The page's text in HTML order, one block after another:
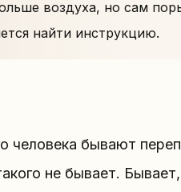
воздуха, но сам
найти инструкцию.
человека бывают
не бывает.